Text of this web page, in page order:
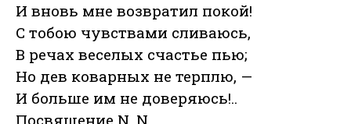
И вновь мне возвратил покой!
С тобою чувствами сливаюсь,
В речах веселых счастье пью;
Но дев коварных не терплю, —
И больше им не доверяюсь!..
Посвящение N. N.